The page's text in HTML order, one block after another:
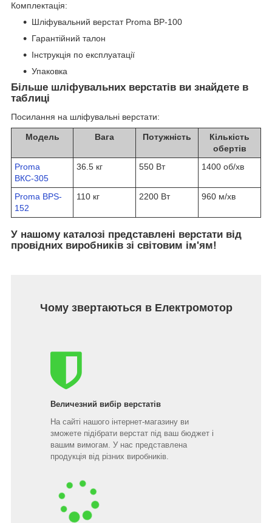
Комплектація:
Шліфувальний верстат Proma BP-100
Гарантійний талон
Інструкція по експлуатації
Упаковка
Більше шліфувальних верстатів ви знайдете в
таблиці
Посилання на шліфувальні верстати:
Модель Вага Потужність
Кількість
обертів
Proma
ВКС-305
36.5 кг 550 Вт 1400 об/хв
Proma BPS-
152
110 кг 2200 Вт 960 м/хв
У нашому каталозі представлені верстати від
провідних виробників зі світовим ім'ям!
Чому звертаються в Електромотор
Величезний вибір верстатів
На сайті нашого інтернет-магазину ви
зможете підібрати верстат під ваш бюджет і
вашим вимогам. У нас представлена
продукція від різних виробників.